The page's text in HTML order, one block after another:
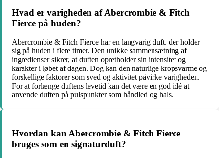
Hvad er varigheden af Abercrombie & Fitch
Fierce på huden?
Abercrombie & Fitch Fierce har en langvarig duft, der holder
sig på huden i flere timer. Den unikke sammensætning af
ingredienser sikrer, at duften opretholder sin intensitet og
karakter i løbet af dagen. Dog kan den naturlige kropsvarme og
forskellige faktorer som sved og aktivitet påvirke varigheden.
For at forlænge duftens levetid kan det være en god idé at
anvende duften på pulspunkter som håndled og hals.
Hvordan kan Abercrombie & Fitch Fierce
bruges som en signaturduft?